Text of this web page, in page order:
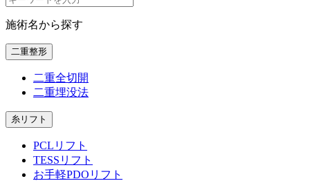
施術名から探す
二重整形
二重全切開
二重埋没法
糸リフト
PCLリフト
TESSリフト
お手軽PDOリフト